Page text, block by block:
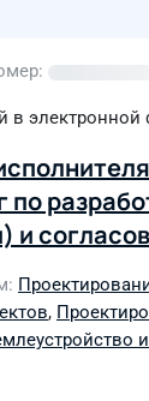
в электронной
по
и
,